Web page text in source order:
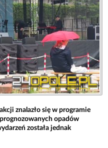
znalazło się w programie
opadów
została jednak